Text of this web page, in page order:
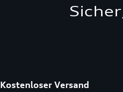
Kostenloser Versand